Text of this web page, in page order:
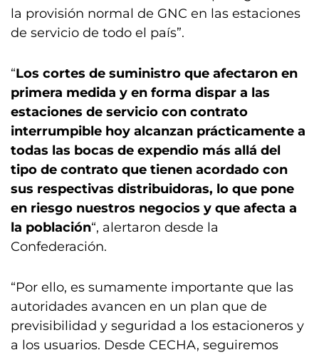
la provisión normal de GNC en las estaciones
de servicio de todo el país”.
“Los cortes de suministro que afectaron en
primera medida y en forma dispar a las
estaciones de servicio con contrato
interrumpible hoy alcanzan prácticamente a
todas las bocas de expendio más allá del
tipo de contrato que tienen acordado con
sus respectivas distribuidoras, lo que pone
en riesgo nuestros negocios y que afecta a
la población“, alertaron desde la
Confederación.
“Por ello, es sumamente importante que las
autoridades avancen en un plan que de
previsibilidad y seguridad a los estacioneros y
a los usuarios. Desde CECHA, seguiremos